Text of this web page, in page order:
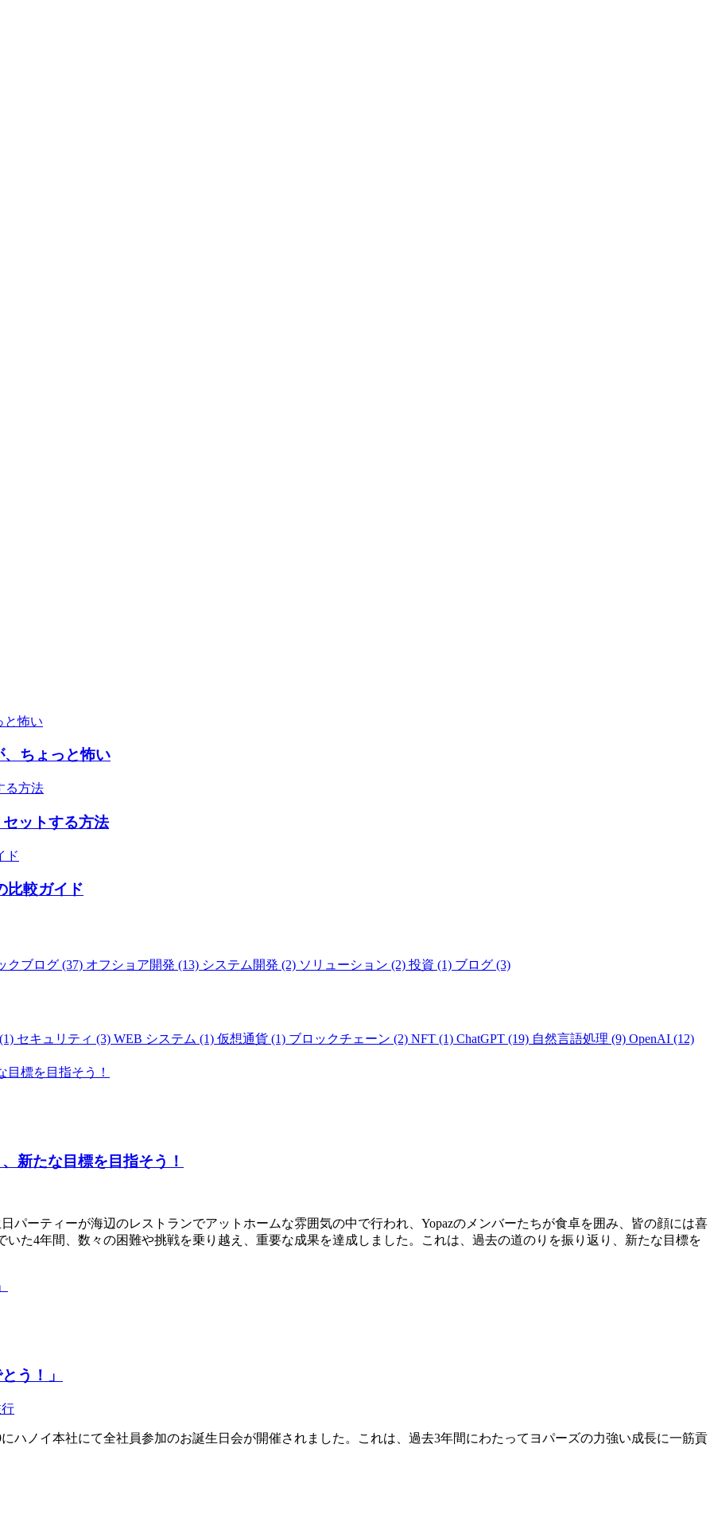
、ちょっと怖い
ットする方法
比較ガイド
クブログ (37) オフショア開発 (13) システム開発 (2) ソリューション (2) 投資 (1) ブログ (3)
セキュリティ (3) WEB システム (1) 仮想通貨 (1) ブロックチェーン (2) NFT (1) ChatGPT (19) 自然言語処理 (9) OpenAI (12)
新たな目標を目指そう！
パーティーが海辺のレストランでアットホームな雰囲気の中で行われ、Yopazのメンバーたちが食卓を囲み、皆の顔には喜
た4年間、数々の困難や挑戦を乗り越え、重要な成果を達成しました。これは、過去の道のりを振り返り、新たな目標を
う！」
ハノイ本社にて全社員参加のお誕生日会が開催されました。これは、過去3年間にわたってヨパーズの力強い成長に一筋貢